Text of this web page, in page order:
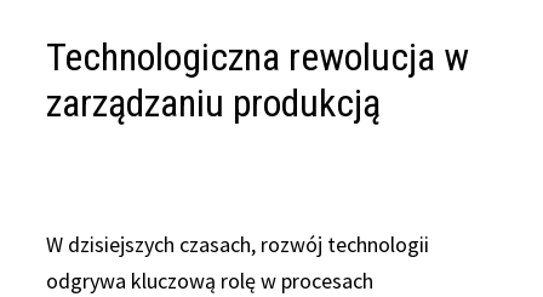
Technologiczna rewolucja w
zarządzaniu produkcją
W dzisiejszych czasach, rozwój technologii
odgrywa kluczową rolę w procesach